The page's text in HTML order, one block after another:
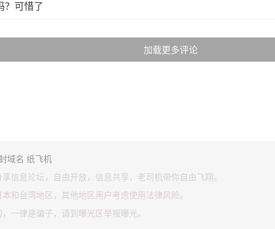
？可惜了
加载更多评论
域名 纸飞机
信息论坛，自由开放，信息共享，老司机带你自由飞翔。
和台湾地区，其他地区用户考虑使用法律风险。
一律是骗子，请到曝光区举报曝光。